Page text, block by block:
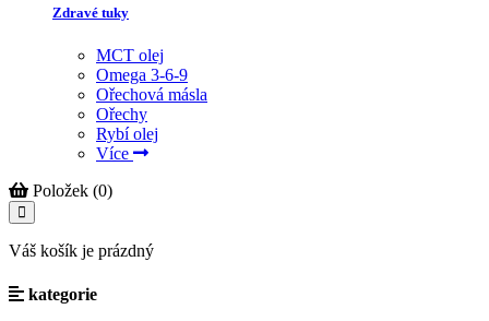
Zdravé tuky
MCT olej
Omega 3-6-9
Ořechová másla
Ořechy
Rybí olej
Více
Položek (0)
Váš košík je prázdný
kategorie